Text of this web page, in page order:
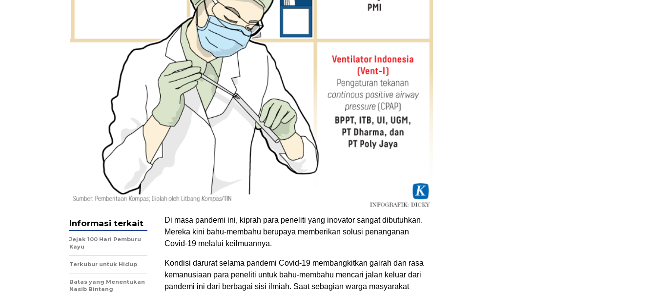
Di masa pandemi ini, kiprah para peneliti yang inovator sangat dibutuhkan.
Mereka kini bahu-membahu berupaya memberikan solusi penanganan
Covid-19 melalui keilmuannya.
Kondisi darurat selama pandemi Covid-19 membangkitkan gairah dan rasa
kemanusiaan para peneliti untuk bahu-membahu mencari jalan keluar dari
pandemi ini dari berbagai sisi ilmiah. Saat sebagian warga masyarakat
Informasi terkait
Jejak 100 Hari Pemburu
Kayu
Terkubur untuk Hidup
Batas yang Menentukan
Nasib Bintang